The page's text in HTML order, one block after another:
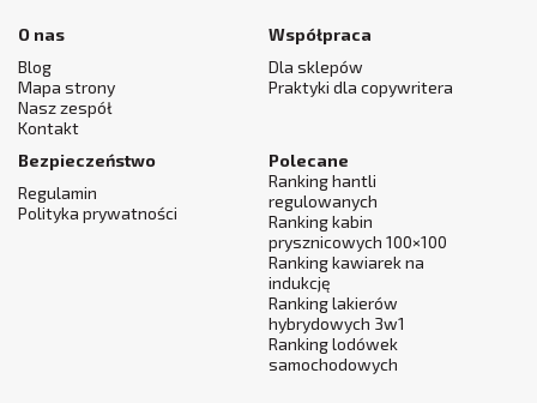
O nas
Blog
Mapa strony
Nasz zespół
Kontakt
Współpraca
Dla sklepów
Praktyki dla copywritera
Bezpieczeństwo
Regulamin
Polityka prywatności
Polecane
Ranking hantli
regulowanych
Ranking kabin
prysznicowych 100×100
Ranking kawiarek na
indukcję
Ranking lakierów
hybrydowych 3w1
Ranking lodówek
samochodowych